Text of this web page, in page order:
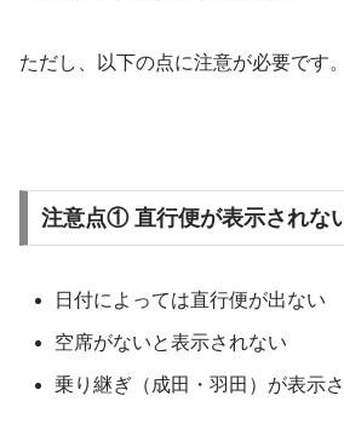
ただし、以下の点に注意が必要です。
注意点① 直行便が表示されな
日付によっては直行便が出ない
空席がないと表示されない
乗り継ぎ（成田・羽田）が表示